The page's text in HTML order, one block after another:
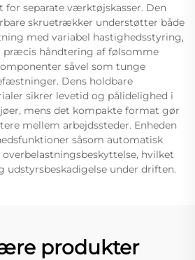
for separate værktøjskasser. Den
skruetrækker understøtter både
med variabel hastighedsstyring,
håndtering af følsomme
såvel som tunge
Dens holdbare
sikrer levetid og pålidelighed i
mens det kompakte format gør
mellem arbejdssteder. Enheden
såsom automatisk
hvilket
udstyrsbeskadigelse under driften.
produkter